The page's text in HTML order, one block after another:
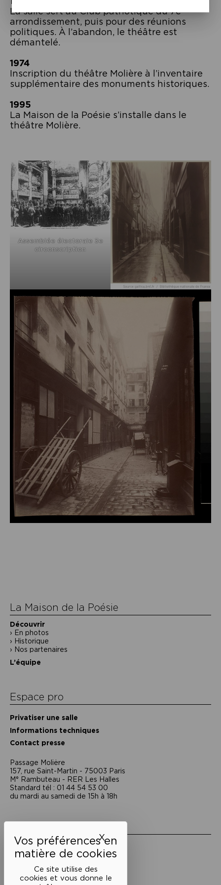
Ce site utilise des
cookies et vous donne le
XMasquer le bandeau des
La salle sert au Club patriotique du 7e
arrondissement, puis pour des réunions
politiques. À l’abandon, le théâtre est
démantelé.
1974
Inscription du théâtre Molière à l’inventaire
supplémentaire des monuments historiques.
1995
La Maison de la Poésie s’installe dans le
théâtre Molière.
Assemblée électorale 3e
circonscription
La Maison de la Poésie
Découvrir
En photos
Historique
Nos partenaires
L’équipe
Espace pro
Privatiser une salle
Informations techniques
Contact presse
Passage Moliėre
157, rue Saint-Martin - 75003 Paris
M° Rambuteau - RER Les Halles
Standard tél : 01 44 54 53 00
du mardi au samedi de 15h à 18h
Mentions légales
Politique de confidentialité
Conditions générales de vente
Cookies